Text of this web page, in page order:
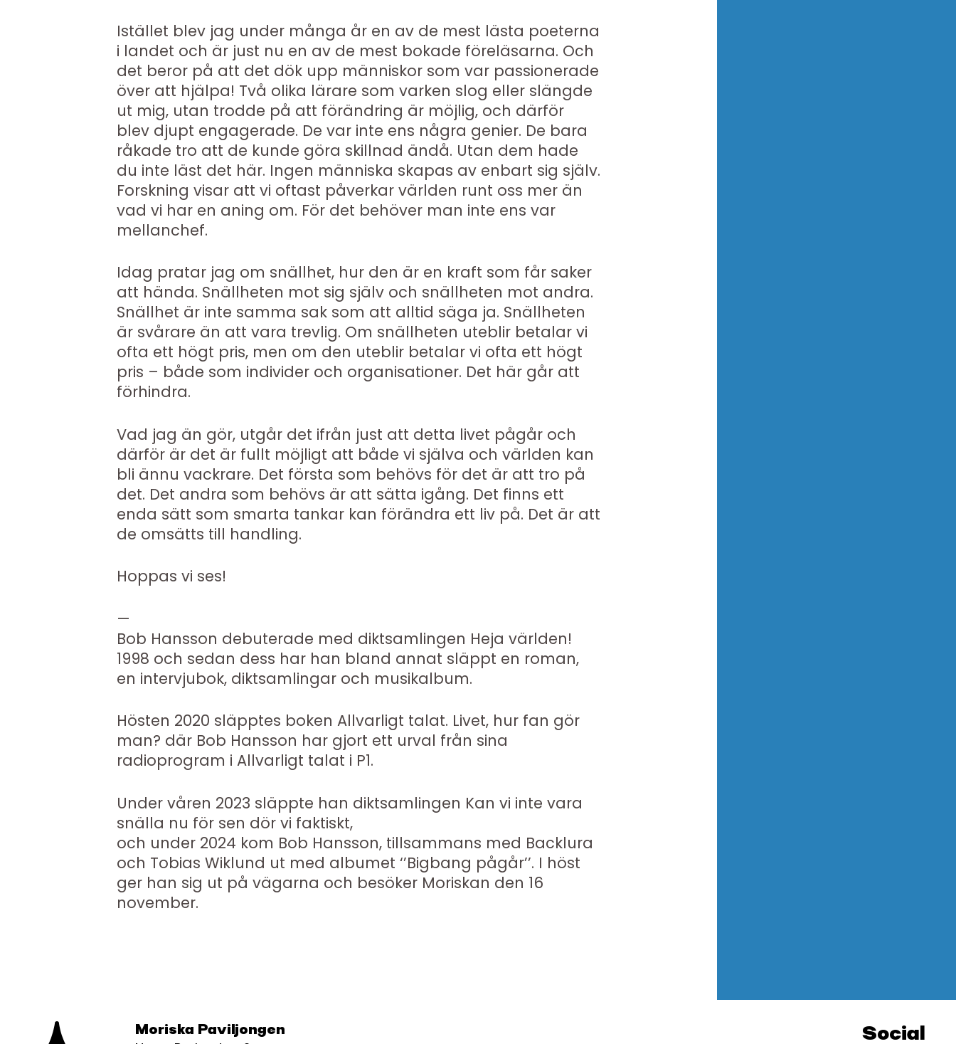
Istället blev jag under många år en av de mest lästa poeterna
i landet och är just nu en av de mest bokade föreläsarna. Och
det beror på att det dök upp människor som var passionerade
över att hjälpa! Två olika lärare som varken slog eller slängde
ut mig, utan trodde på att förändring är möjlig, och därför
blev djupt engagerade. De var inte ens några genier. De bara
råkade tro att de kunde göra skillnad ändå. Utan dem hade
du inte läst det här. Ingen människa skapas av enbart sig själv.
Forskning visar att vi oftast påverkar världen runt oss mer än
vad vi har en aning om. För det behöver man inte ens var
mellanchef.
Idag pratar jag om snällhet, hur den är en kraft som får saker
att hända. Snällheten mot sig själv och snällheten mot andra.
Snällhet är inte samma sak som att alltid säga ja. Snällheten
är svårare än att vara trevlig. Om snällheten uteblir betalar vi
ofta ett högt pris, men om den uteblir betalar vi ofta ett högt
pris – både som individer och organisationer. Det här går att
förhindra.
Vad jag än gör, utgår det ifrån just att detta livet pågår och
därför är det är fullt möjligt att både vi själva och världen kan
bli ännu vackrare. Det första som behövs för det är att tro på
det. Det andra som behövs är att sätta igång. Det finns ett
enda sätt som smarta tankar kan förändra ett liv på. Det är att
de omsätts till handling.
Hoppas vi ses!
—
Bob Hansson debuterade med diktsamlingen Heja världen!
1998 och sedan dess har han bland annat släppt en roman,
en intervjubok, diktsamlingar och musikalbum.
Hösten 2020 släpptes boken Allvarligt talat. Livet, hur fan gör
man? där Bob Hansson har gjort ett urval från sina
radioprogram i Allvarligt talat i P1.
Under våren 2023 släppte han diktsamlingen Kan vi inte vara
snälla nu för sen dör vi faktiskt,
och under 2024 kom Bob Hansson, tillsammans med Backlura
och Tobias Wiklund ut med albumet ‘’Bigbang pågår’’. I höst
ger han sig ut på vägarna och besöker Moriskan den 16
november.
Moriska Paviljongen Social